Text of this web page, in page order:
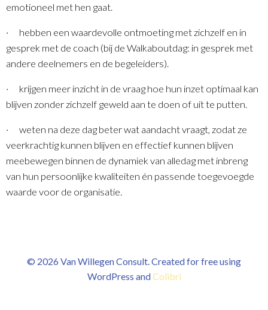
emotioneel met hen gaat.
· hebben een waardevolle ontmoeting met zichzelf en in
gesprek met de coach (bij de Walkaboutdag: in gesprek met
andere deelnemers en de begeleiders).
· krijgen meer inzicht in de vraag hoe hun inzet optimaal kan
blijven zonder zichzelf geweld aan te doen of uit te putten.
· weten na deze dag beter wat aandacht vraagt, zodat ze
veerkrachtig kunnen blijven en effectief kunnen blijven
meebewegen binnen de dynamiek van alledag met inbreng
van hun persoonlijke kwaliteiten én passende toegevoegde
waarde voor de organisatie.
© 2026 Van Willegen Consult. Created for free using
WordPress andColibri